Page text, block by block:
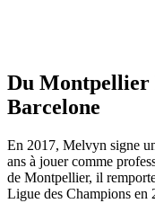
Du Montpellier
Barcelone
En 2017, Melvyn signe
ans à jouer comme
de Montpellier, il
Ligue des Champions en